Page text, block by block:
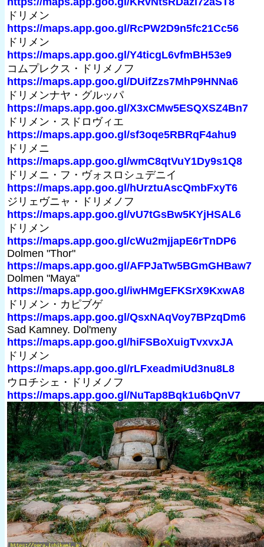
ドリメン
https://maps.app.goo.gl/RcPW2D9n5fc21Cc56
ドリメン
https://maps.app.goo.gl/Y4ticgL6vfmBH53e9
コムプレクス・ドリメノフ
https://maps.app.goo.gl/DUifZzs7MhP9HNNa6
ドリメンナヤ・グルッパ
https://maps.app.goo.gl/X3xCMw5ESQXSZ4Bn7
ドリメン・スドロヴィエ
https://maps.app.goo.gl/sf3oqe5RBRqF4ahu9
ドリメニ
https://maps.app.goo.gl/wmC8qtVuY1Dy9s1Q8
ドリメニ・フ・ヴォスロシュデニイ
https://maps.app.goo.gl/hUrztuAscQmbFxyT6
ジリェヴニャ・ドリメノフ
https://maps.app.goo.gl/vU7tGsBw5KYjHSAL6
ドリメン
https://maps.app.goo.gl/cWu2mjjapE6rTnDP6
Dolmen "Thor"
https://maps.app.goo.gl/AFPJaTw5BGmGHBaw7
Dolmen "Maya"
https://maps.app.goo.gl/iwHMgEFKSrX9KxwA8
ドリメン・カピブゲ
https://maps.app.goo.gl/QsxNAqVoy7BPzqDm6
Sad Kamney. Dol'meny
https://maps.app.goo.gl/hiFSBoXuigTvxvxJA
ドリメン
https://maps.app.goo.gl/rLFxeadmiUd3nu8L8
ウロチシェ・ドリメノフ
https://maps.app.goo.gl/NuTap8Bqk1u6bQnV7